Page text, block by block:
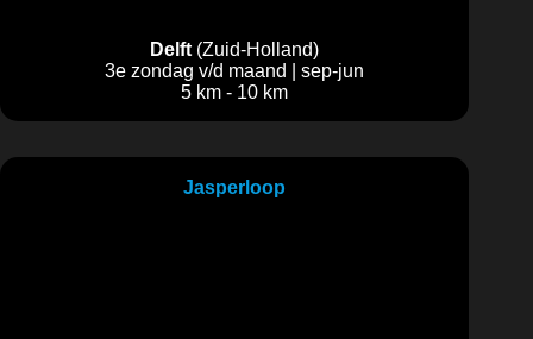
Delft (Zuid-Holland)
3e zondag v/d maand | sep-jun
5 km - 10 km
Jasperloop